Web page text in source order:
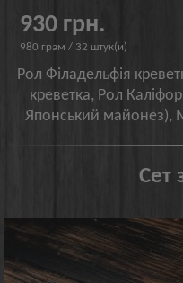
930 грн.
980 грам / 32 штук(и)
Рол Філадельфія
креветка, Рол
Японський майонез),
Сет